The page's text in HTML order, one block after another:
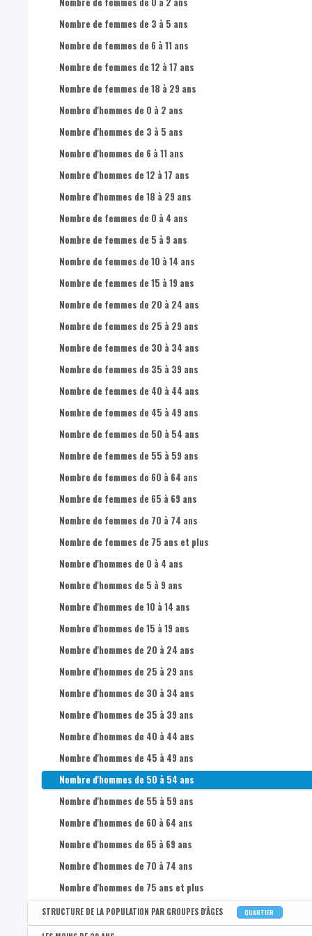
Nombre de femmes dans la population totale
Part d'hommes dans la population totale
Part de femmes dans la population totale
Nombre d'hommes de 0-17 ans dans la population totale
Nombre d'hommes de 18-24 ans dans la population totale
Nombre d'hommes de 25-49 ans dans la population totale
Nombre d'hommes de 50-64 ans dans la population totale
Nombre d'hommes de 65 ans + dans la population totale
Nombre de femmes de 0-17 ans dans la population totale
Nombre de femmes de 18-24 ans dans la population totale
Nombre de femmes de 25-49 ans dans la population totale
Nombre de femmes de 50-64 ans dans la population totale
Nombre de femmes de 65 ans + dans la population totale
Nombre de femmes de 3 à 5 ans
Nombre de femmes de 6 à 11 ans
Nombre de femmes de 12 à 17 ans
Nombre de femmes de 18 à 29 ans
Nombre d'hommes de 0 à 2 ans
Nombre d'hommes de 3 à 5 ans
Nombre d'hommes de 6 à 11 ans
Nombre d'hommes de 12 à 17 ans
Nombre d'hommes de 18 à 29 ans
Nombre de femmes de 0 à 4 ans
Nombre de femmes de 5 à 9 ans
Nombre de femmes de 10 à 14 ans
Nombre de femmes de 15 à 19 ans
Nombre de femmes de 20 à 24 ans
Nombre de femmes de 25 à 29 ans
Nombre de femmes de 30 à 34 ans
Nombre de femmes de 35 à 39 ans
Nombre de femmes de 40 à 44 ans
Nombre de femmes de 45 à 49 ans
Nombre de femmes de 50 à 54 ans
Nombre de femmes de 55 à 59 ans
Nombre de femmes de 60 à 64 ans
Nombre de femmes de 65 à 69 ans
Nombre de femmes de 70 à 74 ans
Nombre de femmes de 75 ans et plus
Nombre d'hommes de 0 à 4 ans
Nombre d'hommes de 5 à 9 ans
Nombre d'hommes de 10 à 14 ans
Nombre d'hommes de 15 à 19 ans
Nombre d'hommes de 20 à 24 ans
Nombre d'hommes de 25 à 29 ans
Nombre d'hommes de 30 à 34 ans
Nombre d'hommes de 35 à 39 ans
Nombre d'hommes de 40 à 44 ans
Nombre d'hommes de 45 à 49 ans
Nombre d'hommes de 50 à 54 ans
Nombre d'hommes de 55 à 59 ans
Nombre d'hommes de 60 à 64 ans
Nombre d'hommes de 65 à 69 ans
Nombre d'hommes de 70 à 74 ans
Nombre d'hommes de 75 ans et plus
STRUCTURE DE LA POPULATION PAR GROUPES D'ÂGES QUARTIER